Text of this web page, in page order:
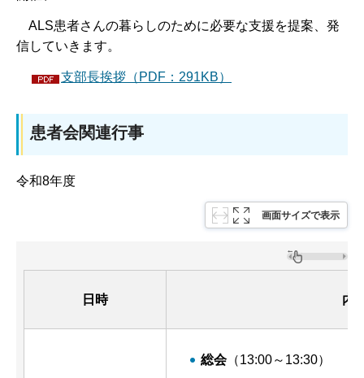
ALS患者さんの暮らしのために必要な支援を提案、発
信していきます。
支部長挨拶（PDF：291KB）
患者会関連行事
令和8年度
画面サイズで表示
日時 内
総会（13:00～13:30）